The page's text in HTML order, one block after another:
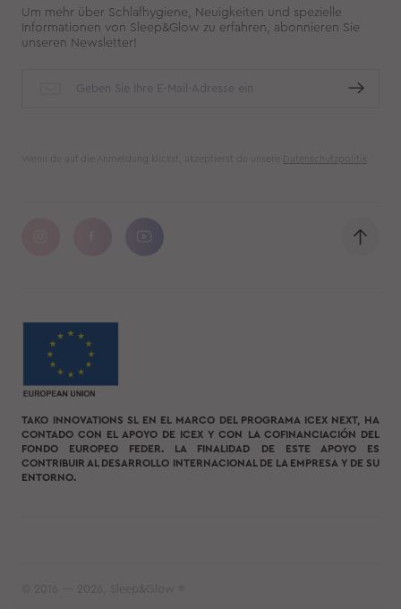
Um mehr über Schlafhygiene, Neuigkeiten und spezielle
Informationen von Sleep&Glow zu erfahren, abonnieren Sie
unseren Newsletter!
Wenn du auf die Anmeldung klickst, akzeptierst du unsere Datenschutzpolitik
TAKO INNOVATIONS SL EN EL MARCO DEL PROGRAMA ICEX NEXT, HA
CONTADO CON EL APOYO DE ICEX Y CON LA COFINANCIACIÓN DEL
FONDO EUROPEO FEDER. LA FINALIDAD DE ESTE APOYO ES
CONTRIBUIR AL DESARROLLO INTERNACIONAL DE LA EMPRESA Y DE SU
ENTORNO.